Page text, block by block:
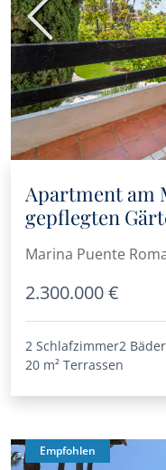
Vorherige
Apartment am
gepflegten
Marina Puente
2.300.000 €
2 Schlafzimmer2 Bäder
20 m² Terrassen
Empfohlen